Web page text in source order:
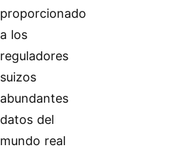
proporcionado
a los
reguladores
suizos
abundantes
datos del
mundo real